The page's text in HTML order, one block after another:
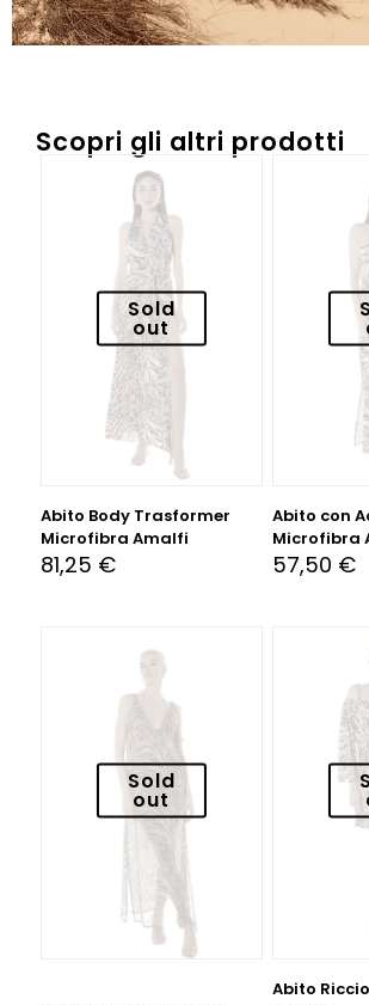
Scopri gli altri prodotti
Sold
out
Abito Body Trasformer
Microfibra Amalfi
81,25 €
Abito con
Microfibra
57,50 €
Sold
out
Abito